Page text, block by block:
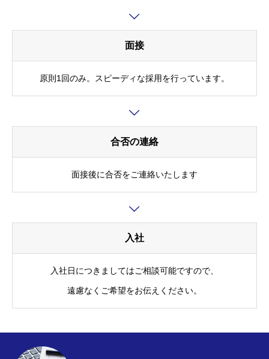
面接
原則1回のみ。スピーディな採用を行っています。
合否の連絡
面接後に合否をご連絡いたします
入社
入社日につきましてはご相談可能ですので、
遠慮なくご希望をお伝えください。